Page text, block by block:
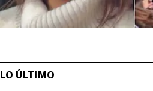
LO ÚLTIMO